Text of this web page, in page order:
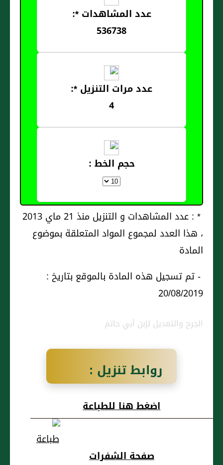
عدد المشاهدات *:
536738
عدد مرات التنزيل *:
4
حجم الخط :
* : عدد المشاهدات و التنزيل منذ 21 ماي 2013
، هذا العدد لمجموع المواد المتعلقة بموضوع
المادة
- تم تسجيل هذه المادة بالموقع بتاريخ :
20/08/2019
الجرح والتعديل لإبن أبي حاتم
روابط تنزيل :
إِسحاق بن المنذر
قرابة الهيثم بن
اضغط هنا للطباعة
صفحة الشفرات